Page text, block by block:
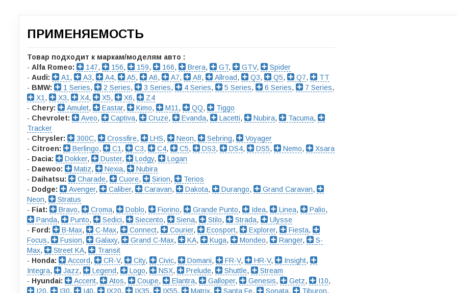
ПРИМЕНЯЕМОСТЬ
Товар подходит к маркам/моделям авто :
- Alfa Romeo: 147, 156, 159, 166, Brera, GT, GTV,
Spider
- Audi: A1 , A3, A4, A5, A6, A7, A8, Allroad, Q3, Q5, Q7,
TT
- BMW: 1 Series, 2 Series, 3 Series, 4 Series, 5 Series, 6 Series, 7 Series,
X1 , X3, X4, X5, X6,
Z4
- Chery: Amulet, Eastar, Kimo, M11 , QQ,
Tiggo
- Chevrolet: Aveo, Captiva, Cruze, Evanda, Lacetti, Nubira, Tacuma,
Tracker
- Chrysler: 300C, Crossfire, LHS, Neon, Sebring,
Voyager
- Citroen: Berlingo, C1 , C3, C4, C5, DS3, DS4, DS5, Nemo,
Xsara
- Dacia: Dokker, Duster, Lodgy,
Logan
- Daewoo: Matiz, Nexia,
Nubira
- Daihatsu: Charade, Cuore, Sirion,
Terios
- Dodge: Avenger, Caliber, Caravan, Dakota, Durango, Grand Caravan,
Neon,
Stratus
- Fiat: Bravo, Croma, Doblo, Fiorino, Grande Punto, Idea, Linea, Palio,
Panda, Punto, Sedici, Siecento, Siena, Stilo, Strada,
Ulysse
- Ford: B-Max, C-Max, Connect, Courier, Ecosport, Explorer, Fiesta,
Focus, Fusion, Galaxy, Grand C-Max, KA, Kuga, Mondeo, Ranger,
S-
Max, Street KA,
Transit
- Honda: Accord, CR-V, City, Civic, Domani, FR-V, HR-V, Insight,
Integra, Jazz, Legend, Logo, NSX, Prelude, Shuttle,
Stream
- Hyundai: Accent, Atos, Coupe, Elantra, Galloper, Genesis, Getz, I10,
I20, I30, I40, IX20, IX35, IX55, Matrix, Santa Fe, Sonata, Tiburon,